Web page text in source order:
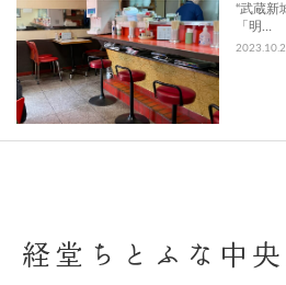
“武蔵新
「明…
経堂ちとふな中
アクセス